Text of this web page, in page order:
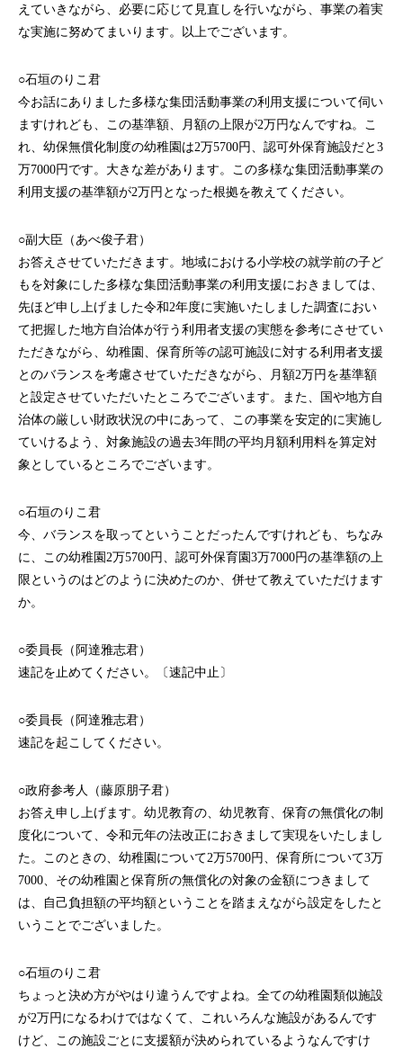
えていきながら、必要に応じて見直しを行いながら、事業の着実
な実施に努めてまいります。以上でございます。
○石垣のりこ君
今お話にありました多様な集団活動事業の利用支援について伺い
ますけれども、この基準額、月額の上限が2万円なんですね。こ
れ、幼保無償化制度の幼稚園は2万5700円、認可外保育施設だと3
万7000円です。大きな差があります。この多様な集団活動事業の
利用支援の基準額が2万円となった根拠を教えてください。
○副大臣（あべ俊子君）
お答えさせていただきます。地域における小学校の就学前の子ど
もを対象にした多様な集団活動事業の利用支援におきましては、
先ほど申し上げました令和2年度に実施いたしました調査におい
て把握した地方自治体が行う利用者支援の実態を参考にさせてい
ただきながら、幼稚園、保育所等の認可施設に対する利用者支援
とのバランスを考慮させていただきながら、月額2万円を基準額
と設定させていただいたところでございます。また、国や地方自
治体の厳しい財政状況の中にあって、この事業を安定的に実施し
ていけるよう、対象施設の過去3年間の平均月額利用料を算定対
象としているところでございます。
○石垣のりこ君
今、バランスを取ってということだったんですけれども、ちなみ
に、この幼稚園2万5700円、認可外保育園3万7000円の基準額の上
限というのはどのように決めたのか、併せて教えていただけます
か。
○委員長（阿達雅志君）
速記を止めてください。〔速記中止〕
○委員長（阿達雅志君）
速記を起こしてください。
○政府参考人（藤原朋子君）
お答え申し上げます。幼児教育の、幼児教育、保育の無償化の制
度化について、令和元年の法改正におきまして実現をいたしまし
た。このときの、幼稚園について2万5700円、保育所について3万
7000、その幼稚園と保育所の無償化の対象の金額につきまして
は、自己負担額の平均額ということを踏まえながら設定をしたと
いうことでございました。
○石垣のりこ君
ちょっと決め方がやはり違うんですよね。全ての幼稚園類似施設
が2万円になるわけではなくて、これいろんな施設があるんです
けど、この施設ごとに支援額が決められているようなんですけ